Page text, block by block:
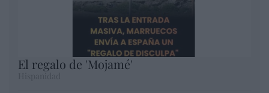
El regalo de 'Mojamé'